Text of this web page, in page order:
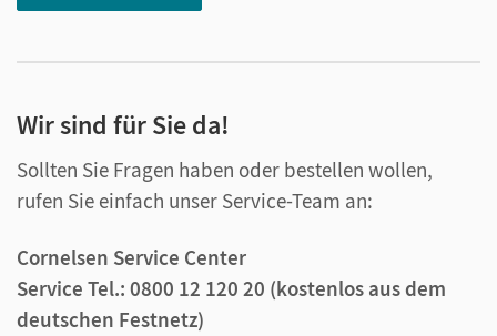
Wir sind für Sie da!
Sollten Sie Fragen haben oder bestellen wollen,
rufen Sie einfach unser Service-Team an:
Cornelsen Service Center
Service Tel.: 0800 12 120 20 (kostenlos aus dem
deutschen Festnetz)